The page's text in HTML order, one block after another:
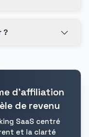
?
d'affiliation
de revenu
SaaS centré
et la clarté